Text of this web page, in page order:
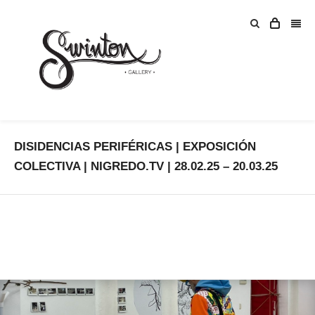
DISIDENCIAS PERIFÉRICAS | EXPOSICIÓN
COLECTIVA | NIGREDO.TV | 28.02.25 – 20.03.25